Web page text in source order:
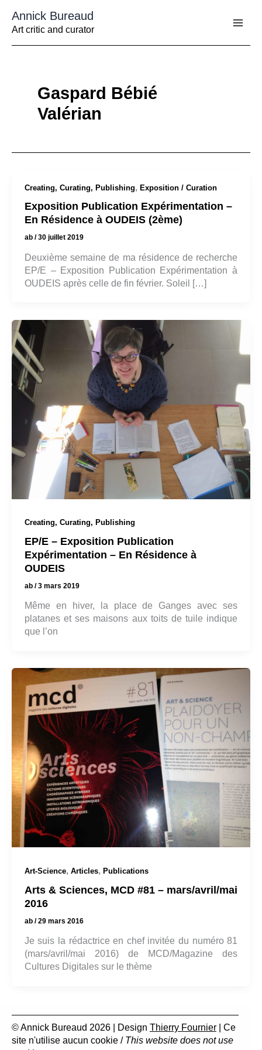
contenu
Annick Bureaud
Art critic and curator
Gaspard Bébié
Valérian
Creating, Curating, Publishing, Exposition / Curation
Exposition Publication Expérimentation –
En Résidence à OUDEIS (2ème)
ab /30 juillet 2019
Deuxième semaine de ma résidence de recherche
EP/E – Exposition Publication Expérimentation à
OUDEIS après celle de fin février. Soleil […]
Creating, Curating, Publishing
EP/E – Exposition Publication
Expérimentation – En Résidence à
OUDEIS
ab /3 mars 2019
Même en hiver, la place de Ganges avec ses
platanes et ses maisons aux toits de tuile indique
que l’on
Art-Science, Articles, Publications
Arts & Sciences, MCD #81 – mars/avril/mai
2016
ab /29 mars 2016
Je suis la rédactrice en chef invitée du numéro 81
(mars/avril/mai 2016) de MCD/Magazine des
Cultures Digitales sur le thème
© Annick Bureaud 2026 | Design Thierry Fournier | Ce
site n'utilise aucun cookie / This website does not use